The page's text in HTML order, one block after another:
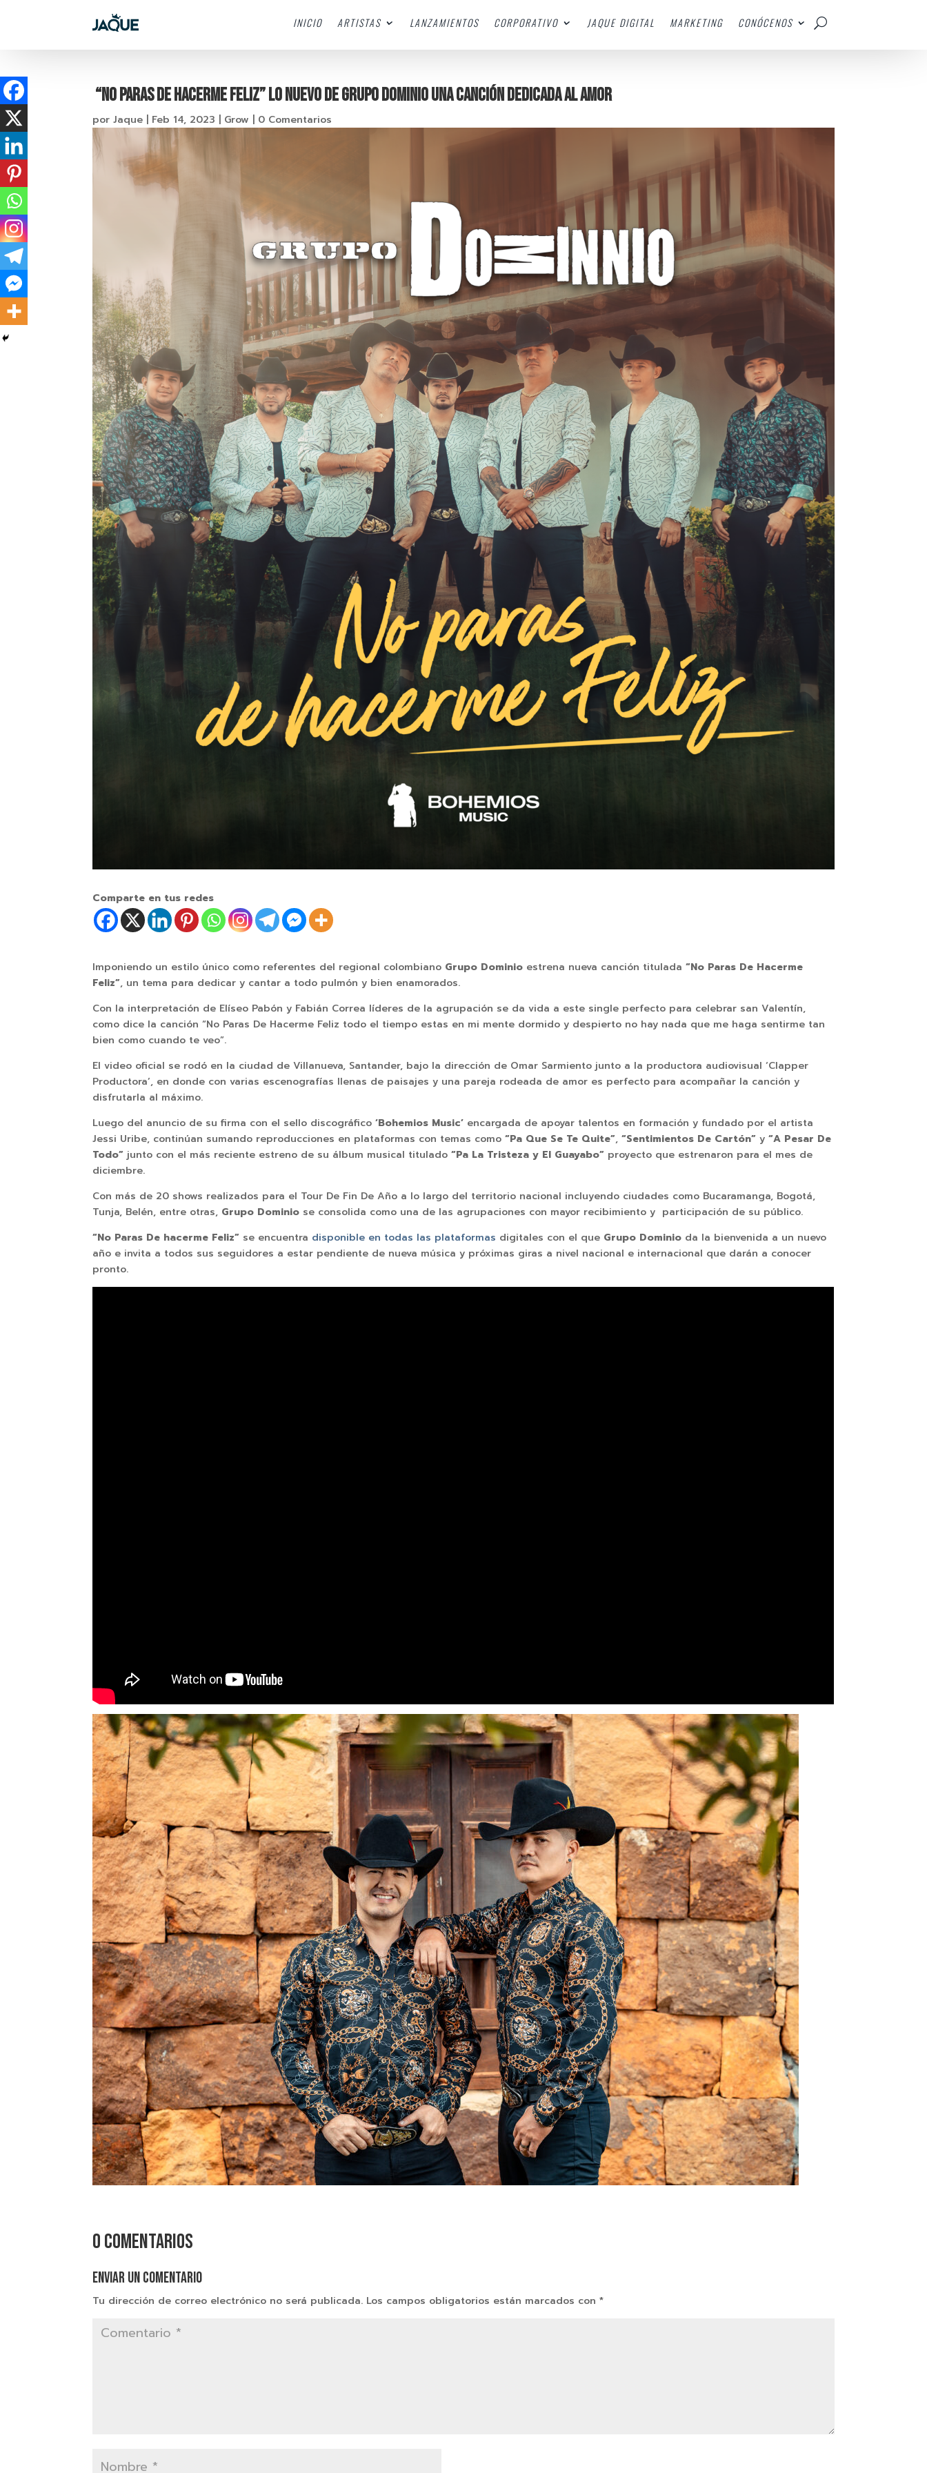
INICIO ARTISTAS LANZAMIENTOS CORPORATIVO JAQUE DIGITAL MARKETING CONÓCENOS
“No Paras De Hacerme Feliz” lo nuevo de Grupo Dominio una canción dedicada al amor
porJaque | Feb 14, 2023 | Grow | 0 Comentarios
Comparte en tus redes
Imponiendo un estilo único como referentes del regional colombiano Grupo Dominio estrena nueva canción titulada“No Paras De Hacerme
Feliz”, un tema para dedicar y cantar a todo pulmón y bien enamorados.
Con la interpretación de Elíseo Pabón y Fabián Correa líderes de la agrupación se da vida a este single perfecto para celebrar san Valentín,
como dice la canción “No Paras De Hacerme Feliz todo el tiempo estas en mi mente dormido y despierto no hay nada que me haga sentirme tan
bien como cuando te veo”.
El video oficial se rodó en la ciudad de Villanueva, Santander, bajo la dirección de Omar Sarmiento junto a la productora audiovisual ‘Clapper
Productora’, en donde con varias escenografías llenas de paisajes y una pareja rodeada de amor es perfecto para acompañar la canción y
disfrutarla al máximo.
Luego del anuncio de su firma con el sello discográfico ‘Bohemios Music’ encargada de apoyar talentos en formación y fundado por el artista
Jessi Uribe, continúan sumando reproducciones en plataformas con temas como“Pa Que Se Te Quite”,“Sentimientos De Cartón” y“A Pesar De
Todo” junto con el más reciente estreno de su álbum musical titulado “Pa La Tristeza y El Guayabo” proyecto que estrenaron para el mes de
diciembre.
Con más de 20 shows realizados para el Tour De Fin De Año a lo largo del territorio nacional incluyendo ciudades como Bucaramanga, Bogotá,
Tunja, Belén, entre otras, Grupo Dominio se consolida como una de las agrupaciones con mayor recibimiento y participación de su público.
“No Paras De hacerme Feliz” se encuentra disponible en todas las plataformas digitales con el que Grupo Dominio da la bienvenida a un nuevo
año e invita a todos sus seguidores a estar pendiente de nueva música y próximas giras a nivel nacional e internacional que darán a conocer
pronto.
0 comentarios
Enviar un comentario
Tu dirección de correo electrónico no será publicada. Los campos obligatorios están marcados con*